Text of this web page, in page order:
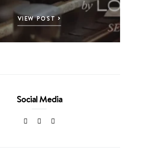
VIEW POST
Social Media